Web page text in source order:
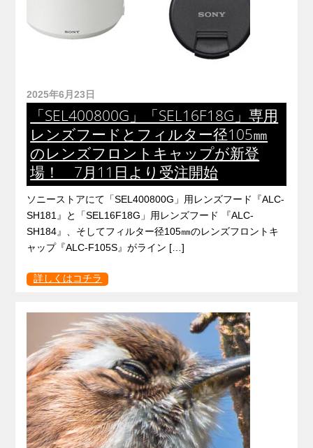
2025年6月23日
「SEL400800G」「SEL16F18G」専用
レンズフードとフィルター径105㎜
のレンズフロントキャップが新登
場！ 7月11日より受注開始
ソニーストアにて「SEL400800G」用レンズフード『ALC-
SH181』と「SEL16F18G」用レンズフード 『ALC-
SH184』、そしてフィルター径105㎜のレンズフロントキ
ャップ『ALC-F105S』がライン […]
詳しくはコチラ